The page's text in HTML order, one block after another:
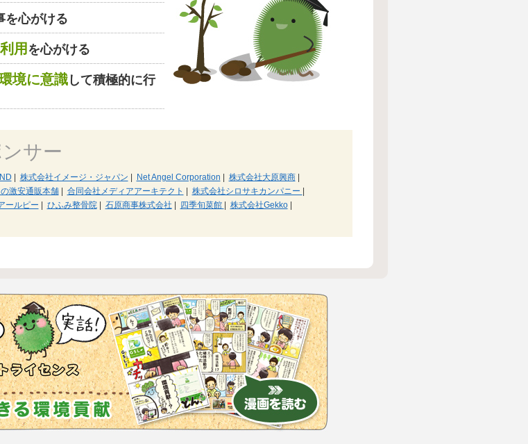
を心がける
用 を心がける
境に意識して積極的に行
サー
株式会社イメージ・ジャパン Net Angel Corporation 株式会社大原興商|
激安通販本舗| 合同会社メディアアーキテクト 株式会社シロサキカンパニー
ールピー ひふみ整骨院| 石原商事株式会社 四季旬菜館 株式会社Gekko|